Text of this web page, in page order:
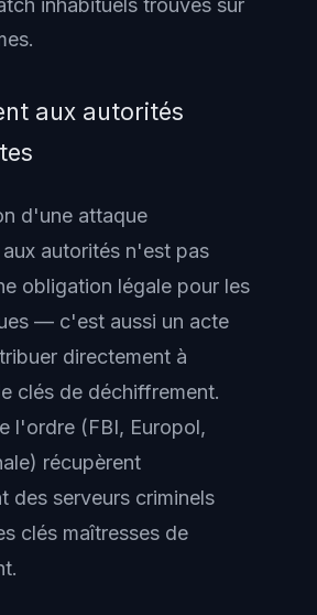
inhabituels trouvés sur
aux autorités
d'une attaque
autorités n'est pas
obligation légale pour les
— c'est aussi un acte
directement à
clés de déchiffrement.
l'ordre (FBI, Europol,
récupèrent
des serveurs criminels
clés maîtresses de